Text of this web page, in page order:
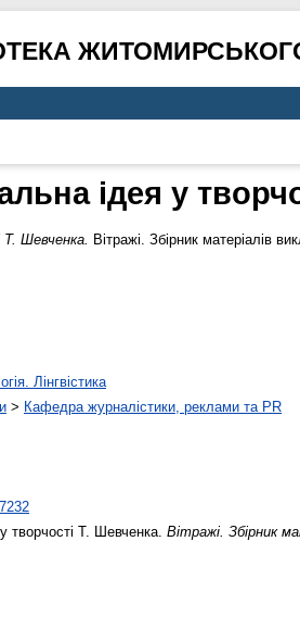
ідея у
Т. Шевченка. Вітражі. Збірник матеріалів
Лінгвістика
> Кафедра журналістики, реклами та PR
творчості Т. Шевченка. Вітражі. Збірник